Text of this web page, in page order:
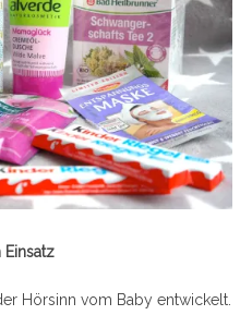
Einsatz
Hörsinn vom Baby entwickelt.